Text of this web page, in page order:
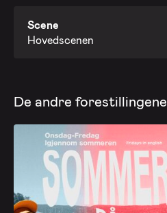
Scene
Hovedscenen
De andre forestillingene